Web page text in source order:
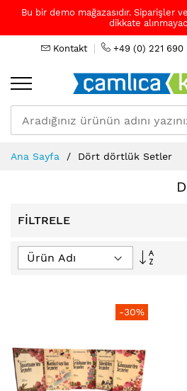
Bu bir demo mağazasıdır. Siparişler
dikkate
Kontakt +49 (0) 221 690
to
Ana Sayfa Dört dörtlük Setler
FILTRELE
-30%